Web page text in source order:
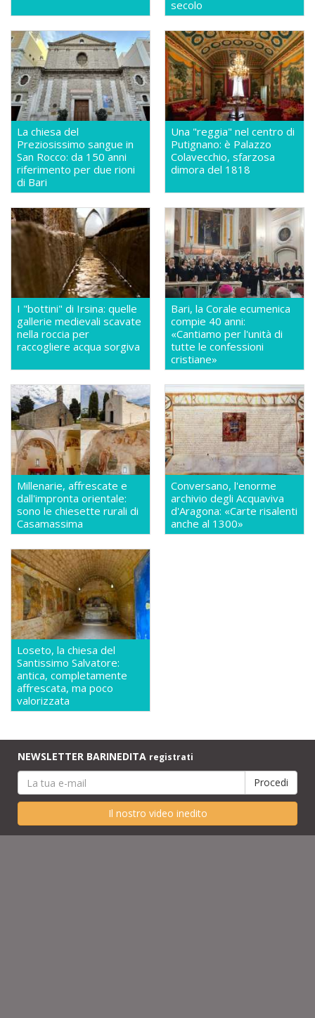
secolo
La chiesa del
Preziosissimo sangue in
San Rocco: da 150 anni
riferimento per due rioni
di Bari
Una "reggia" nel centro di
Putignano: è Palazzo
Colavecchio, sfarzosa
dimora del 1818
I "bottini" di Irsina: quelle
gallerie medievali scavate
nella roccia per
raccogliere acqua sorgiva
Bari, la Corale ecumenica
compie 40 anni:
«Cantiamo per l'unità di
tutte le confessioni
cristiane»
Millenarie, affrescate e
dall'impronta orientale:
sono le chiesette rurali di
Casamassima
Conversano, l'enorme
archivio degli Acquaviva
d'Aragona: «Carte risalenti
anche al 1300»
Loseto, la chiesa del
Santissimo Salvatore:
antica, completamente
affrescata, ma poco
valorizzata
NEWSLETTER BARINEDITA registrati
Il nostro video inedito